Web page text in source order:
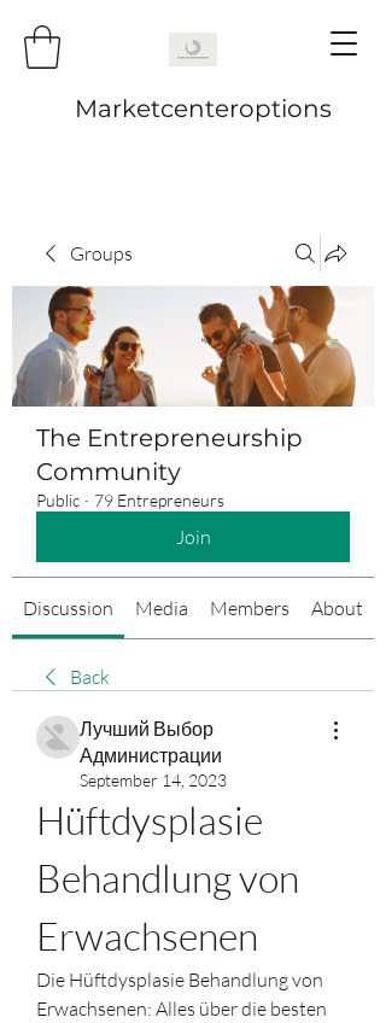
Marketcenteroptions
Groups
The Entrepreneurship
Community
Public · 79 Entrepreneurs
Join
Discussion Media Members About
Back
Лучший Выбор
Администрации
September 14, 2023
Hüftdysplasie
Behandlung von
Erwachsenen
Die Hüftdysplasie Behandlung von
Erwachsenen: Alles über die besten